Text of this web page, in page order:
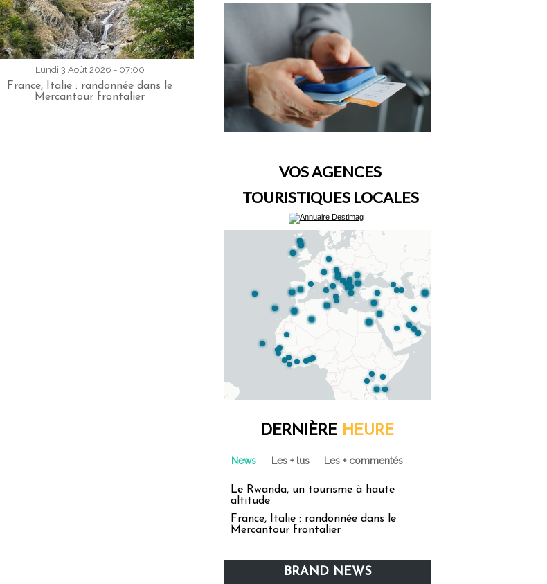
Lundi 3 Août 2026 - 07:00
France, Italie : randonnée dans le
Mercantour frontalier
VOS AGENCES
TOURISTIQUES LOCALES
DERNIÈRE HEURE
News Les + lus Les + commentés
Le Rwanda, un tourisme à haute
altitude
France, Italie : randonnée dans le
Mercantour frontalier
BRAND NEWS